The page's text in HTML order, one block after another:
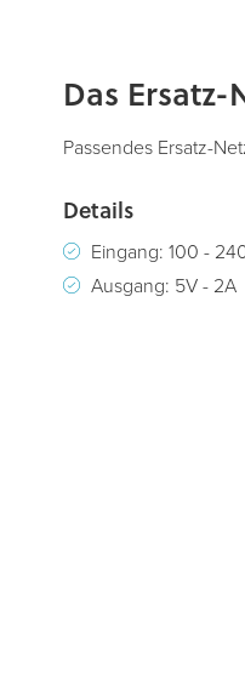
Anfang
der
Bildergalerie
Das
Passendes Ersatz-
Details
Eingang: 100 -
Ausgang: 5V - 2A